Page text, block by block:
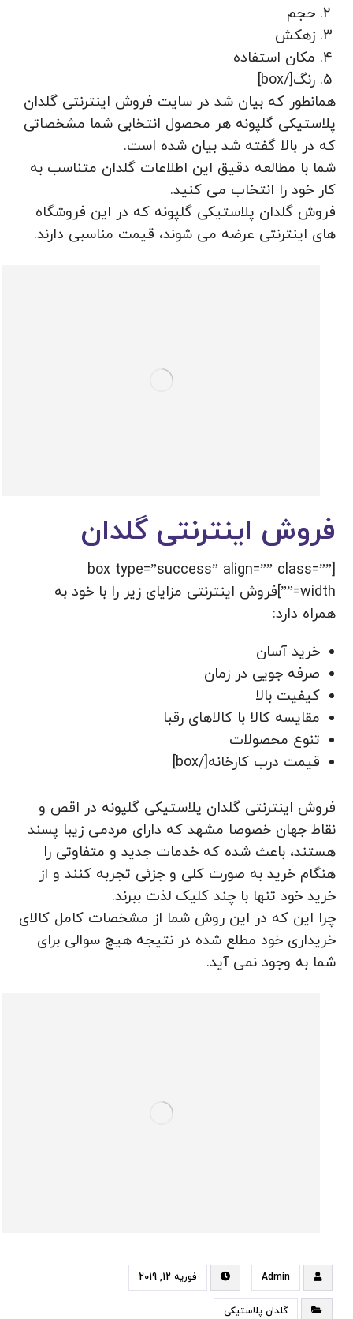
حجم
زهکش
مکان استفاده
رنگ[/box]
همانطور که بیان شد در سایت فروش اینترنتی گلدان
پلاستیکی گلپونه هر محصول انتخابی شما مشخصاتی
که در بالا گفته شد بیان شده است.
شما با مطالعه دقیق این اطلاعات گلدان متناسب به
کار خود را انتخاب می کنید.
فروش گلدان پلاستیکی گلپونه که در این فروشگاه
های اینترنتی عرضه می شوند، قیمت مناسبی دارند.
فروش اینترنتی گلدان
[box type=”success” align=”” class=””
width=””]فروش اینترنتی مزایای زیر را با خود به
همراه دارد:
خرید آسان
صرفه جویی در زمان
کیفیت بالا
مقایسه کالا با کالاهای رقبا
تنوع محصولات
قیمت درب کارخانه[/box]
فروش اینترنتی گلدان پلاستیکی گلپونه در اقص و
نقاط جهان خصوصا مشهد که دارای مردمی زیبا پسند
هستند، باعث شده که خدمات جدید و متفاوتی را
هنگام خرید به صورت کلی و جزئی تجربه کنند و از
خرید خود تنها با چند کلیک لذت ببرند.
چرا این که در این روش شما از مشخصات کامل کالای
خریداری خود مطلع شده در نتیجه هیچ سوالی برای
شما به وجود نمی آید.
Admin فوریه 12, 2019
گلدان پلاستیکی